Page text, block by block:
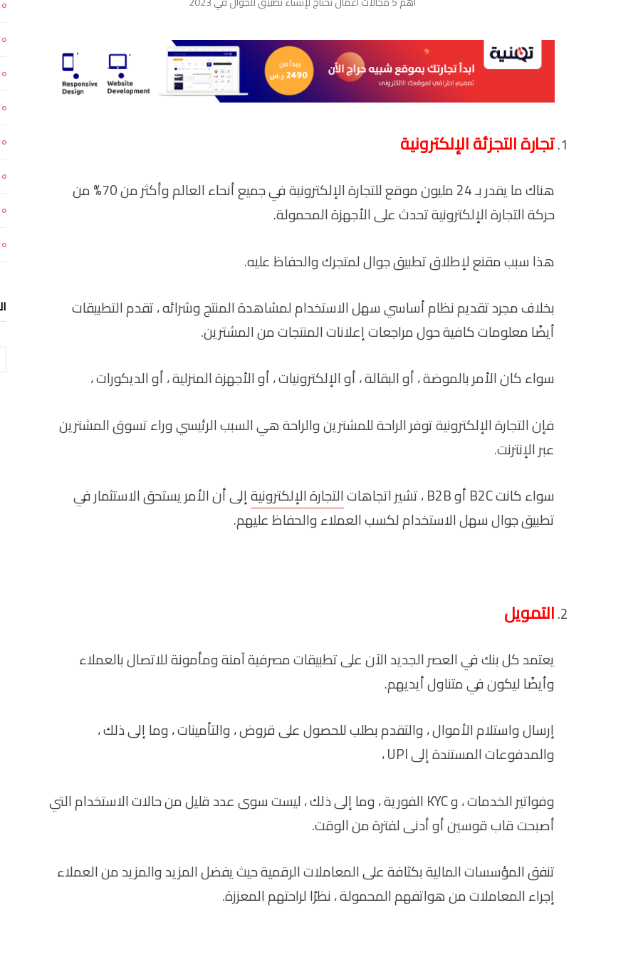
تجارة التجزئة الإلكترونية
هناك ما يقدر بـ 24 مليون موقع للتجارة الإلكترونية في جميع أنحاء العالم وأكثر من 70% من
حركة التجارة الإلكترونية تحدث على الأجهزة المحمولة.
هذا سبب مقنع لإطلاق تطبيق جوال لمتجرك والحفاظ عليه.
بخلاف مجرد تقديم نظام أساسي سهل الاستخدام لمشاهدة المنتج وشرائه ، تقدم التطبيقات
أيضًا معلومات كافية حول مراجعات إعلانات المنتجات من المشترين.
سواء كان الأمر بالموضة ، أو البقالة ، أو الإلكترونيات ، أو الأجهزة المنزلية ، أو الديكورات ،
فإن التجارة الإلكترونية توفر الراحة للمشترين والراحة هي السبب الرئيسي وراء تسوق المشترين
عبر الإنترنت.
سواء كانت B2C أو B2B ، تشير اتجاهات
التجارة الإلكترونيةإلى أن الأمر يستحق الاستثمار في
تطبيق جوال سهل الاستخدام لكسب العملاء والحفاظ عليهم.
التمويل
يعتمد كل بنك في العصر الجديد الآن على تطبيقات مصرفية آمنة ومأمونة للاتصال بالعملاء
وأيضًا ليكون في متناول أيديهم.
إرسال واستلام الأموال ، والتقدم بطلب للحصول على قروض ، والتأمينات ، وما إلى ذلك ،
والمدفوعات المستندة إلى UPI ،
وفواتير الخدمات ، و KYC الفورية ، وما إلى ذلك ، ليست سوى عدد قليل من حالات الاستخدام التي
أصبحت قاب قوسين أو أدنى لفترة من الوقت.
تنفق المؤسسات المالية بكثافة على المعاملات الرقمية حيث يفضل المزيد والمزيد من العملاء
إجراء المعاملات من هواتفهم المحمولة ، نظرًا لراحتهم المعززة.